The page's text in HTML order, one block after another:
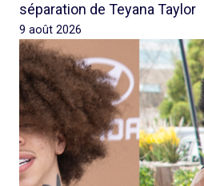
séparation de Teyana Taylor
9 août 2026